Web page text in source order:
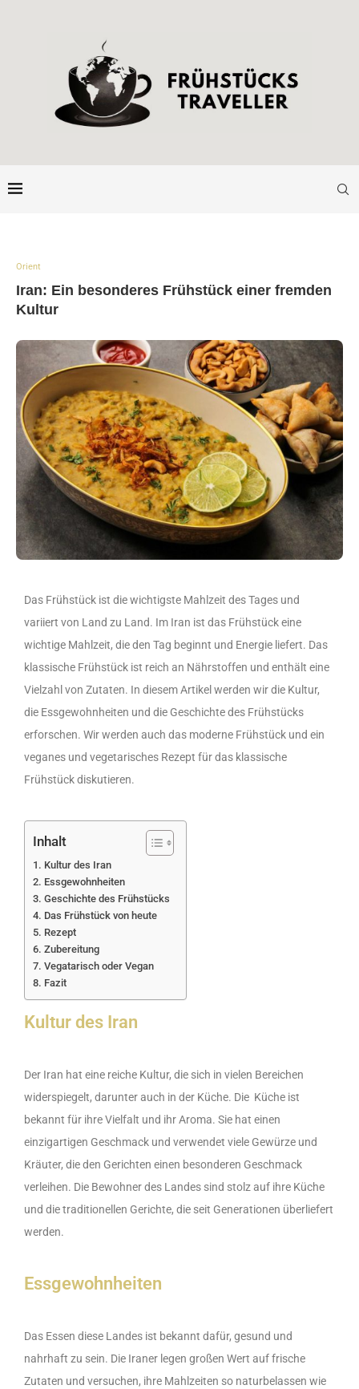
Orient
Iran: Ein besonderes Frühstück einer fremden
Kultur
Das Frühstück ist die wichtigste Mahlzeit des Tages und
variiert von Land zu Land. Im Iran ist das Frühstück eine
wichtige Mahlzeit, die den Tag beginnt und Energie liefert. Das
klassische Frühstück ist reich an Nährstoffen und enthält eine
Vielzahl von Zutaten. In diesem Artikel werden wir die Kultur,
die Essgewohnheiten und die Geschichte des Frühstücks
erforschen. Wir werden auch das moderne Frühstück und ein
veganes und vegetarisches Rezept für das klassische
Frühstück diskutieren.
Inhalt
Kultur des Iran
Essgewohnheiten
Geschichte des Frühstücks
Das Frühstück von heute
Rezept
Zubereitung
Vegatarisch oder Vegan
Fazit
Kultur des Iran
Der Iran hat eine reiche Kultur, die sich in vielen Bereichen
widerspiegelt, darunter auch in der Küche. Die Küche ist
bekannt für ihre Vielfalt und ihr Aroma. Sie hat einen
einzigartigen Geschmack und verwendet viele Gewürze und
Kräuter, die den Gerichten einen besonderen Geschmack
verleihen. Die Bewohner des Landes sind stolz auf ihre Küche
und die traditionellen Gerichte, die seit Generationen überliefert
werden.
Essgewohnheiten
Das Essen diese Landes ist bekannt dafür, gesund und
nahrhaft zu sein. Die Iraner legen großen Wert auf frische
Zutaten und versuchen, ihre Mahlzeiten so naturbelassen wie